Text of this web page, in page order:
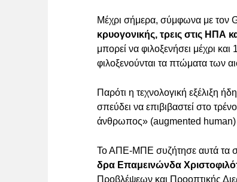
Μέχρι σήμερα, σύμφωνα με τον
κρυογονικής, τρεις στις ΗΠΑ
μπορεί να φιλοξενήσει μέχρι
φιλοξενούνται τα πτώματα των
Παρότι η τεχνολογική εξέλιξη
σπεύδει να επιβιβαστεί στο
άνθρωπος» (augmented human)
Το ΑΠΕ-ΜΠΕ συζήτησε αυτά τα
δρα Επαμεινώνδα
Προβλέψεων και Προοπτικής